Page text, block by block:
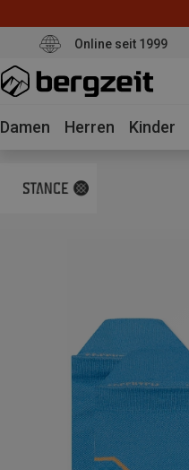
Online seit 1999
Damen Herren Kinder